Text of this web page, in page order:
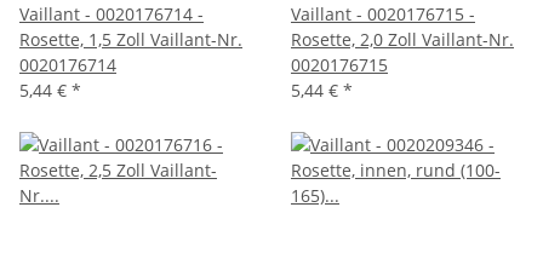
Vaillant - 0020176714 -
Rosette, 1,5 Zoll Vaillant-Nr.
0020176714
5,44 € *
Vaillant - 0020176715 -
Rosette, 2,0 Zoll Vaillant-Nr.
0020176715
5,44 € *